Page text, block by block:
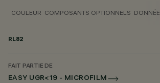
COULEUR COMPOSANTS OPTIONNELS
RL82
FAIT PARTIE DE
EASY UGR<19 - MICROFILM